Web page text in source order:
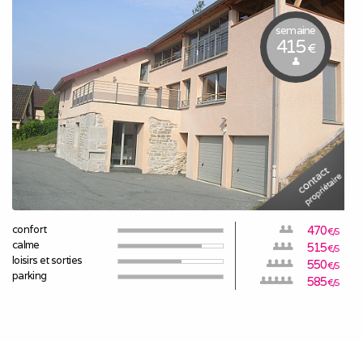
semaine
415€
confort
calme
loisirs et sorties
parking
470€/S
515€/S
550€/S
585€/S